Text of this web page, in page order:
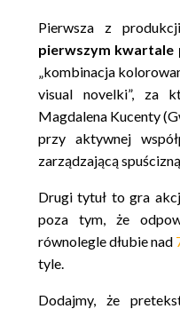
Pierwsza z
pierwszym kwartale
„kombinacja
visual novelki”, za
Magdalena Kucenty
przy aktywnej
zarządzającą
Drugi tytuł to gra
poza tym, że
równolegle dłubie nad
tyle.
Dodajmy, że